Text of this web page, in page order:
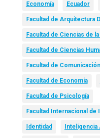
Economía Ecuador
Facultad de Arquitectura
Facultad de Ciencias de
Facultad de Ciencias
Facultad de
Facultad de Economía
Facultad de Psicología
Facultad Internacional de
Identidad Inteligencia